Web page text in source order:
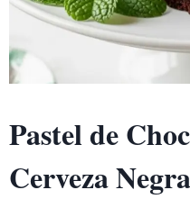
Pastel de
Cerveza Negra